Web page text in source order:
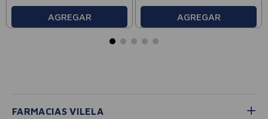
AGREGAR AGREGAR
FARMACIAS VILELA